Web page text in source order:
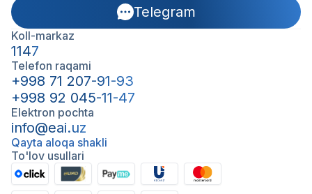
Telegram
Koll-markaz
1147
Telefon raqami
+998 71 207-91-93
+998 92 045-11-47
Elektron pochta
info@eai.uz
Qayta aloqa shakli
To'lov usullari